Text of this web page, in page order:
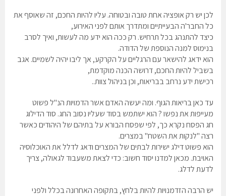
לכן יש רק אופציה אחת טובה ובטוחה. עליו להיות החכם, זה שאוסף את
כל החבר'ה הבעייתיים ומתדרך אותם לפני האירוע,
כיצד להתנהג בכל תרחיש. רק ככה הוא ידע מה לעשות, ואיך לסרב
בנימוס למנה הנוספת של הדודה.
הוא ידאג להישאר עם הרגליים על הקרקע, אך ליבו יהיה לשמיים. אגב
בשביל להיות החכם, דרושה הכנה מוקדמת,
רכישת ידע נרחב בבריאות, וכן בניהול צוות..
עד כאן בריאות הגוף. ומה יעשה האדם אשר הדמויות הנ"ל פשוט
מעייפות את נפשו ? הוא ישתמש בסוד שעליו נסוב החג. סוד הדילוג
חג הפסח נקרא כך, לפי שפסח הבורא על בתיהם של היהודים כאשר
רצה "לנקות את השטח" במצרים.
הוא פשוט דילג ישירות לבתים של המצרים ודאג לדלל את האוכלוסיה
האויבת. מכאן למדנו יסוד חשוב: כדי לצאת משעבוד לגאולה, צריך
לדעת לדלג.
יש הרבה הזדמנויות להיות בלחץ, בתקופה האחרונה בכלל ולפני